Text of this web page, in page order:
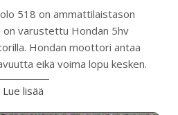
518 on ammattilaistason
on varustettu Hondan 5hv
Hondan moottori antaa
eikä voima lopu kesken.
Lue lisää